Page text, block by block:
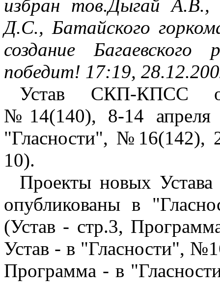
избран тов.Дыгай А.В.,
Д.С., Батайского
создание
победит! 17:19,
Устав СКП-КПСС
№14(140), 8-14
"Гласности", №16(142),
10).
Проекты новых
опубликованы в
(Устав - стр.3,
Устав - в "Гласности",
Программа - в